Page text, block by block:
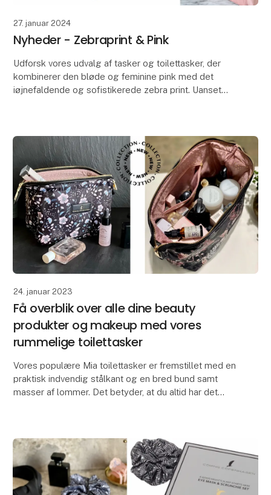
27. januar 2024
Nyheder - Zebraprint & Pink
Udforsk vores udvalg af tasker og toilettasker, der
kombinerer den bløde og feminine pink med det
iøjnefaldende og sofistikerede zebra print. Uanset
24. januar 2023
Få overblik over alle dine beauty
produkter og makeup med vores
rummelige toilettasker
Vores populære Mia toilettasker er fremstillet med en
praktisk indvendig stålkant og en bred bund samt
masser af lommer. Det betyder, at du altid har det